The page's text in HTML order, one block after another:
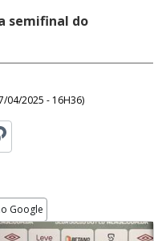
semifinal do
04/2025 - 16H36)
Google